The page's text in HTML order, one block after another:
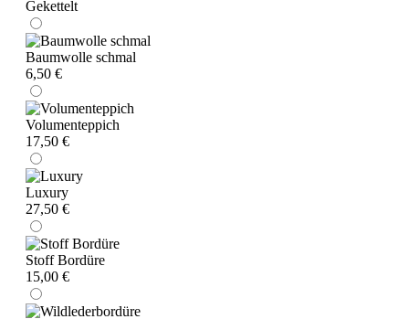
Gekettelt
Baumwolle schmal
6,50 €
Volumenteppich
17,50 €
Luxury
27,50 €
Stoff Bordüre
15,00 €